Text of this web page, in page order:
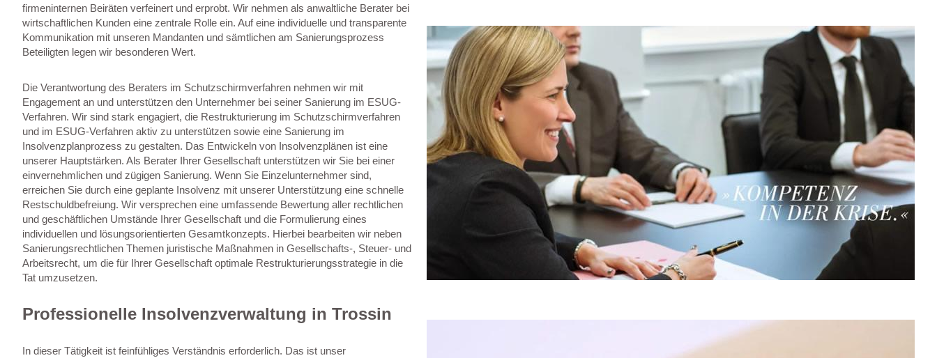
firmeninternen Beiräten verfeinert und erprobt. Wir nehmen als anwaltliche Berater bei
wirtschaftlichen Kunden eine zentrale Rolle ein. Auf eine individuelle und transparente
Kommunikation mit unseren Mandanten und sämtlichen am Sanierungsprozess
Beteiligten legen wir besonderen Wert.
Die Verantwortung des Beraters im Schutzschirmverfahren nehmen wir mit
Engagement an und unterstützen den Unternehmer bei seiner Sanierung im ESUG-
Verfahren. Wir sind stark engagiert, die Restrukturierung im Schutzschirmverfahren
und im ESUG-Verfahren aktiv zu unterstützen sowie eine Sanierung im
Insolvenzplanprozess zu gestalten. Das Entwickeln von Insolvenzplänen ist eine
unserer Hauptstärken. Als Berater Ihrer Gesellschaft unterstützen wir Sie bei einer
einvernehmlichen und zügigen Sanierung. Wenn Sie Einzelunternehmer sind,
erreichen Sie durch eine geplante Insolvenz mit unserer Unterstützung eine schnelle
Restschuldbefreiung. Wir versprechen eine umfassende Bewertung aller rechtlichen
und geschäftlichen Umstände Ihrer Gesellschaft und die Formulierung eines
individuellen und lösungsorientierten Gesamtkonzepts. Hierbei bearbeiten wir neben
Sanierungsrechtlichen Themen juristische Maßnahmen in Gesellschafts-, Steuer- und
Arbeitsrecht, um die für Ihrer Gesellschaft optimale Restrukturierungsstrategie in die
Tat umzusetzen.
Professionelle Insolvenzverwaltung in Trossin
In dieser Tätigkeit ist feinfühliges Verständnis erforderlich. Das ist unser